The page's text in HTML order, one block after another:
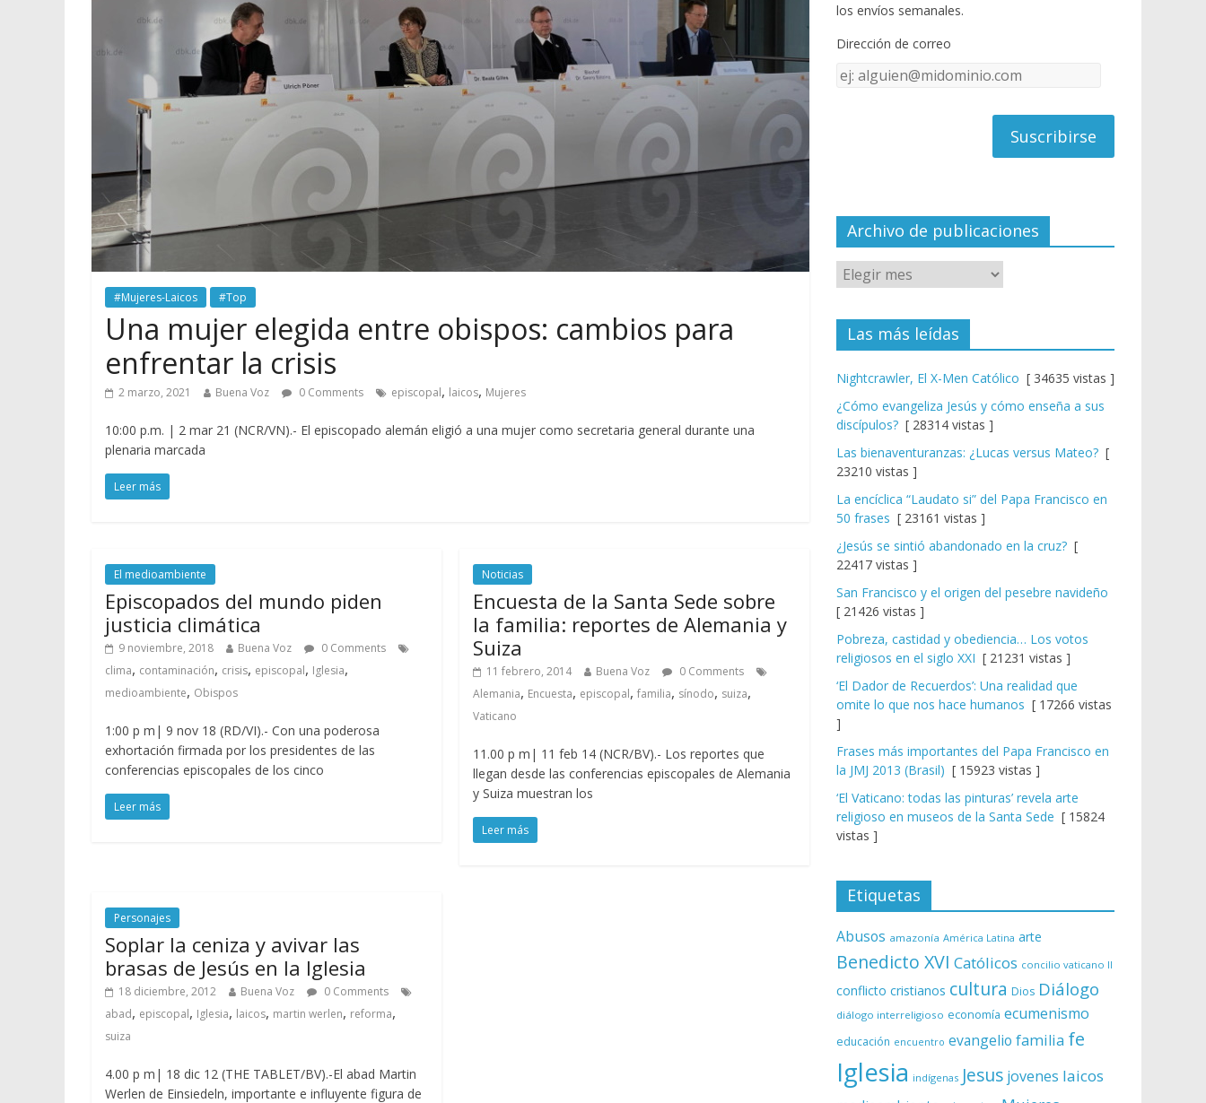
#Mujeres-Laicos #Top
Una mujer elegida entre obispos: cambios para
enfrentar la crisis
2 marzo, 2021 Buena Voz 0 Comments episcopal, laicos, Mujeres
10:00 p.m. | 2 mar 21 (NCR/VN).- El episcopado alemán eligió a una mujer como secretaria general durante una
plenaria marcada
Leer más
El medioambiente
Episcopados del mundo piden
justicia climática
9 noviembre, 2018 Buena Voz
0 Comments
clima, contaminación, crisis, episcopal, Iglesia,
medioambiente, Obispos
1:00 p m| 9 nov 18 (RD/VI).- Con una poderosa
exhortación firmada por los presidentes de las
conferencias episcopales de los cinco
Leer más
Noticias
Encuesta de la Santa Sede sobre
la familia: reportes de Alemania y
Suiza
11 febrero, 2014 Buena Voz
0 Comments
Alemania, Encuesta, episcopal,familia, sínodo, suiza,
Vaticano
11.00 p m| 11 feb 14 (NCR/BV).- Los reportes que
llegan desde las conferencias episcopales de Alemania
y Suiza muestran los
Leer más
Personajes
Soplar la ceniza y avivar las
brasas de Jesús en la Iglesia
18 diciembre, 2012 Buena Voz
0 Comments
abad, episcopal, Iglesia, laicos, martin werlen, reforma,
suiza
4.00 p m| 18 dic 12 (THE TABLET/BV).-El abad Martin
Werlen de Einsiedeln, importante e influyente figura de
o
k e
C
el
los envíos semanales.
Dirección de correo
Dirección
Archivo de publicaciones
Las más leídas
Nightcrawler, El X-Men Católico [ 34635 vistas ]
¿Cómo evangeliza Jesús y cómo enseña a sus
discípulos? [ 28314 vistas ]
Las bienaventuranzas: ¿Lucas versus Mateo? [
23210 vistas ]
La encíclica “Laudato si” del Papa Francisco en
50 frases [ 23161 vistas ]
¿Jesús se sintió abandonado en la cruz? [
22417 vistas ]
San Francisco y el origen del pesebre navideño
[ 21426 vistas ]
Pobreza, castidad y obediencia… Los votos
religiosos en el siglo XXI [ 21231 vistas ]
‘El Dador de Recuerdos’: Una realidad que
omite lo que nos hace humanos [ 17266 vistas
]
Frases más importantes del Papa Francisco en
la JMJ 2013 (Brasil) [ 15923 vistas ]
‘El Vaticano: todas las pinturas’ revela arte
religioso en museos de la Santa Sede [ 15824
vistas ]
Etiquetas
Abusos amazonía América Latina arte
Benedicto XVI Católicos concilio vaticano II
conflicto cristianos cultura Dios Diálogo
diálogo interreligioso economía ecumenismo
educación encuentro evangelio familia fe
Iglesia indígenas Jesus jovenes laicos